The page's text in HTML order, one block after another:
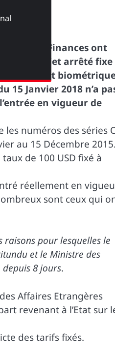
des Finances ont
2017
. Cet arrêté
passeport
15 Janvier 2018 n’a
en vigueur de
numéros des séries
au 15 Décembre 2015.
de 100 USD fixé à
réellement en
sont ceux qui
raisons pour lesquelles le
et le Ministre des
depuis 8 jours.
Affaires Etrangères
revenant à l’Etat sur
des tarifs fixés.